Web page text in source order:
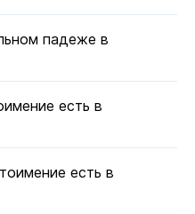
падеже в
есть в
есть в